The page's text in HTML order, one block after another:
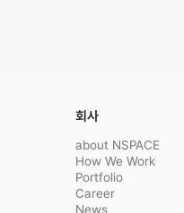
회사
about NSPACE
How We Work
Portfolio
Career
News